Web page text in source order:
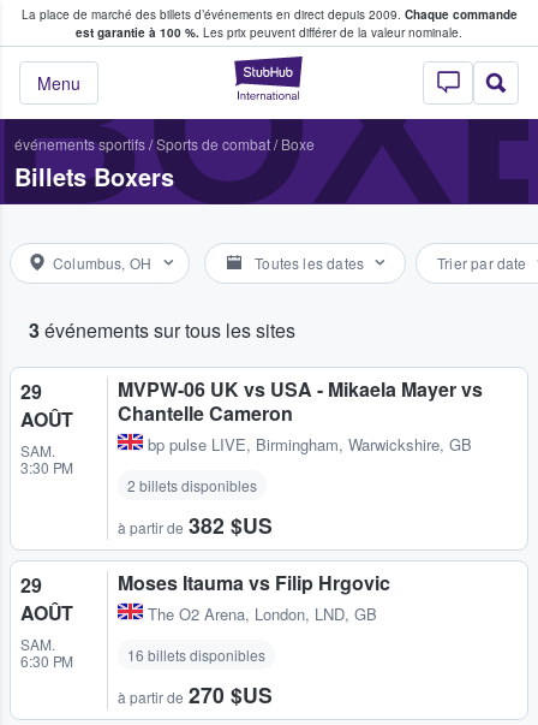
La place de marché des billets d’événements en direct depuis 2009. Chaque commande
est garantie à 100 %. Les prix peuvent différer de la valeur nominale.
StubHub - Où
Menu
fans achètent et vendent des billets
événements sportifs/Sports de combat/ Boxe
Billets Boxers
Columbus, OH Toutes les dates Trier par date
3événements sur tous les sites
29
AOÛT
SAM.
3:30 PM
MVPW-06 UK vs USA - Mikaela Mayer vs
Chantelle Cameron
bp pulse LIVE, Birmingham, Warwickshire, GB
2 billets disponibles
à partir de 382 $US
29
AOÛT
SAM.
6:30 PM
Moses Itauma vs Filip Hrgovic
The O2 Arena, London, LND, GB
16 billets disponibles
à partir de 270 $US